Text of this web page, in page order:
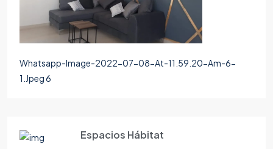
Whatsapp-Image-2022-07-08-At-11.59.20-Am-6-
1.Jpeg 6
Espacios Hábitat